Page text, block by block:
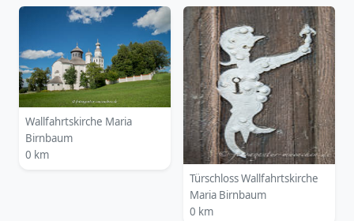
Wallfahrtskirche Maria
Birnbaum
0 km
Türschloss Wallfahrtskirche
Maria Birnbaum
0 km